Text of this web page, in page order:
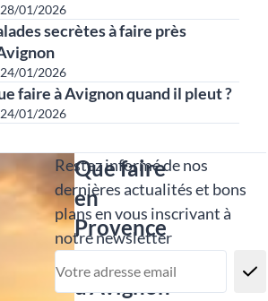
28/01/2026
secrètes à faire près
24/01/2026
faire à Avignon quand il pleut ?
24/01/2026
Que faire
en
Provence
autour
d’Avignon
Restez informé de nos
dernières actualités et bons
plans en vous inscrivant à
notre newsletter